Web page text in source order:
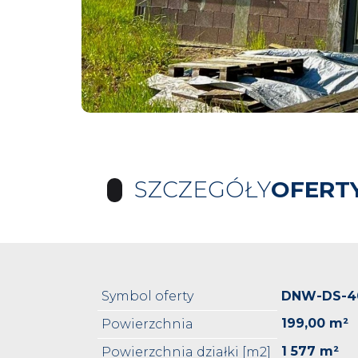
SZCZEGÓŁY
Symbol oferty
DNW-DS-
Powierzchnia
199,00 m²
Powierzchnia działki [m2]
1 577 m²